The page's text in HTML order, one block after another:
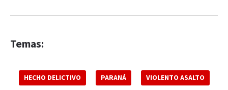
Temas:
HECHO DELICTIVO PARANÁ VIOLENTO ASALTO